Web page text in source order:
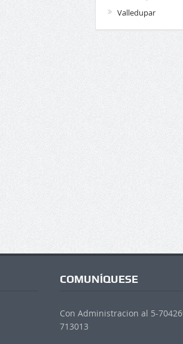
Valledupar
COMUNÍQUESE
Con Administracion al 5-
713013